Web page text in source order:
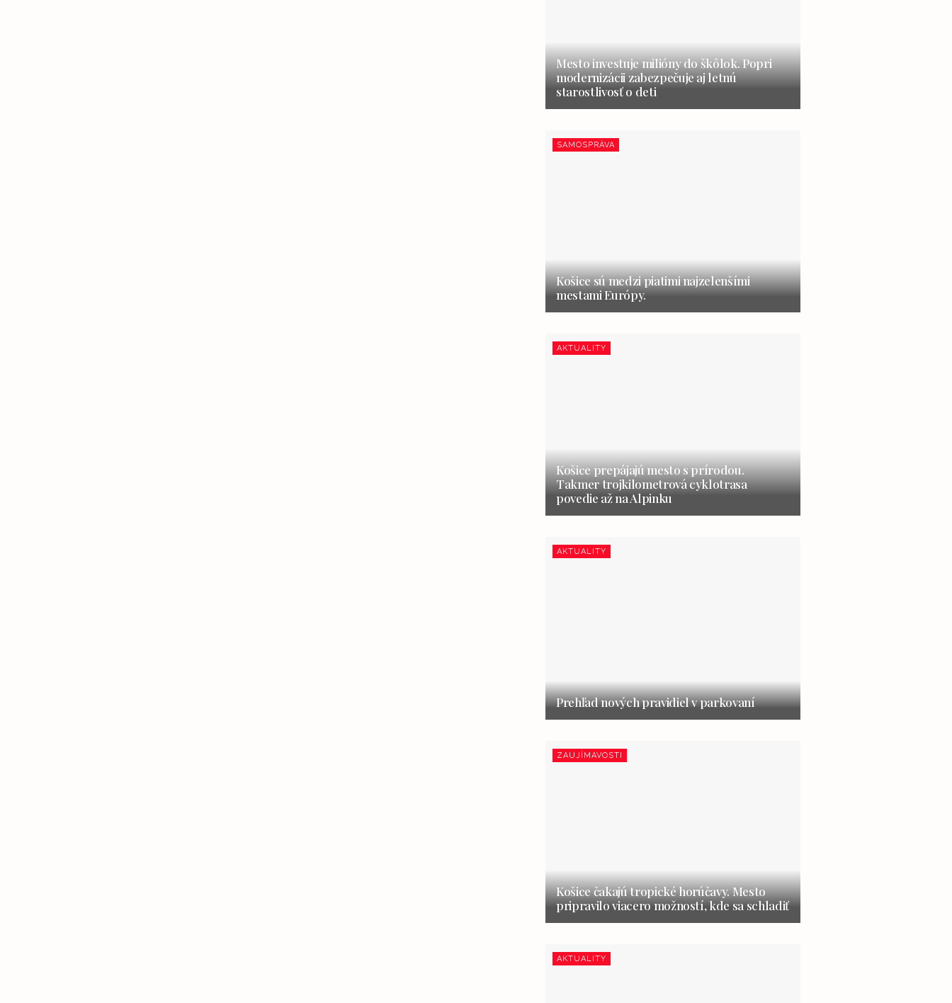
Mesto investuje milióny do škôlok. Popri
modernizácii zabezpečuje aj letnú
starostlivosť o deti
SAMOSPRÁVA
Košice sú medzi piatimi najzelenšími
mestami Európy.
AKTUALITY
Košice prepájajú mesto s prírodou.
Takmer trojkilometrová cyklotrasa
povedie až na Alpinku
AKTUALITY
Prehľad nových pravidiel v parkovaní
ZAUJÍMAVOSTI
Košice čakajú tropické horúčavy. Mesto
pripravilo viacero možností, kde sa schladiť
AKTUALITY